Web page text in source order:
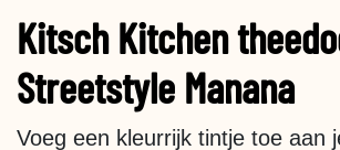
Kitsch Kitchen
Streetstyle Manana
Voeg een kleurrijk tintje toe aan